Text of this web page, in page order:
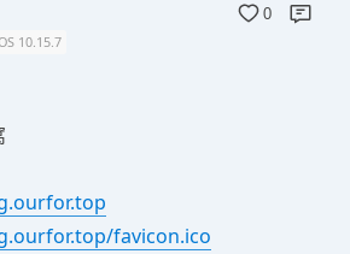
0
10.15.7
favicon.ico